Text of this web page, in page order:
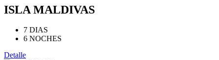
ISLA MALDIVAS
7 DIAS
6 NOCHES
Detalle